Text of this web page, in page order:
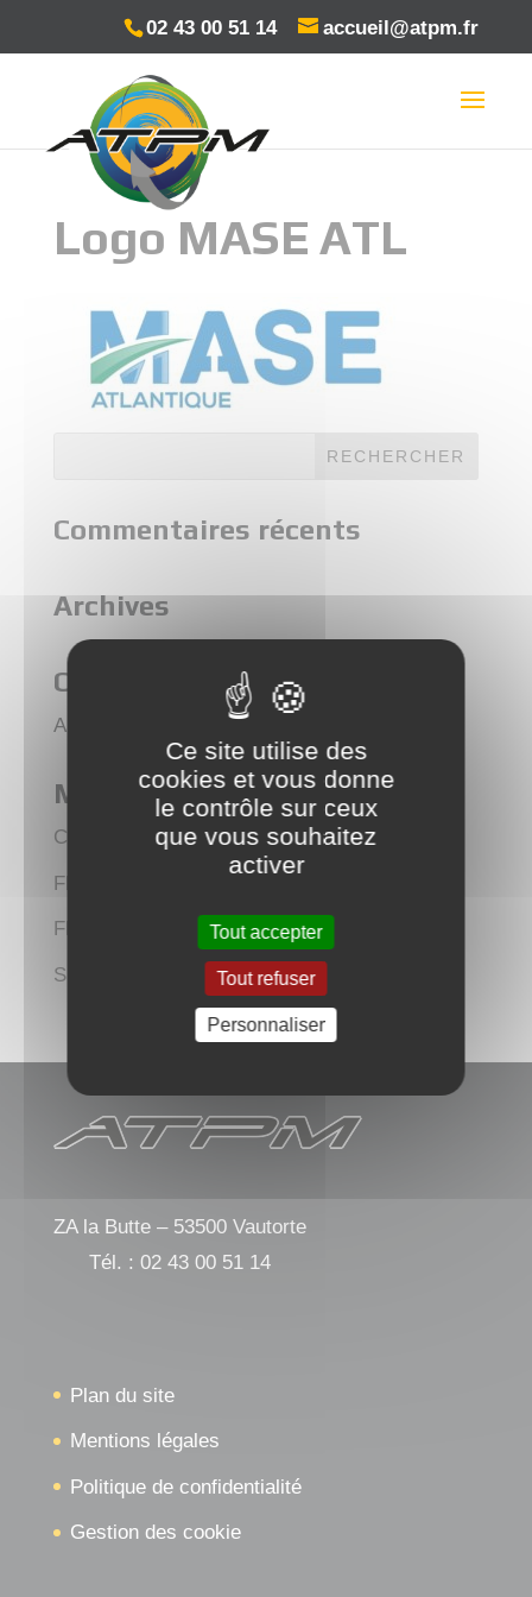
02 43 00 51 14 accueil@atpm.fr
Logo MASE ATL
Commentaires récents
Archives
Catégories
Aucune catégorie
Méta
Connexion
Flux des publications
Flux des commentaires
Site de WordPress-FR
ZA la Butte – 53500 Vautorte
Tél. : 02 43 00 51 14
Plan du site
Mentions légales
Politique de confidentialité
Gestion des cookie
Panneau de gestion des cookies
Ce site utilise des
cookies et vous donne
le contrôle sur ceux
que vous souhaitez
activer
Tout accepter
Tout refuser
Personnaliser